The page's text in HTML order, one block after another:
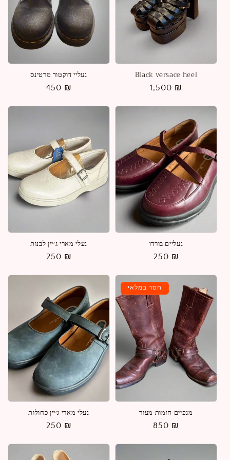
נעליי דוקטור מרטינס
מחיר
450 ₪
Black versace heel
מחיר
1,500 ₪
נעלי מארי ג׳יין לבנות
מחיר
250 ₪
נעליים בורדו
מחיר
250 ₪
נעלי מארי ג׳יין כחולות
מחיר
250 ₪
חסר במלאי
מגפיים חומות מעור
מחיר
850 ₪